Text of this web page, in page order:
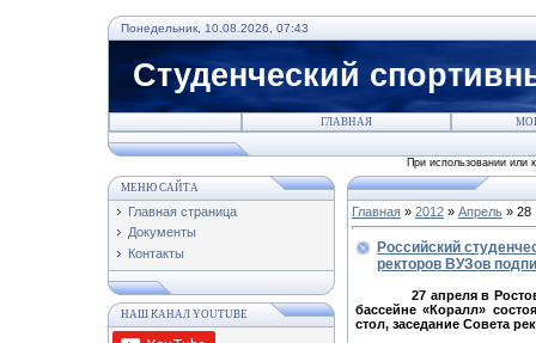
Понедельник, 10.08.2026, 07:43
Студенческий
ГЛАВНАЯ
При использовании или копировании статей с данного
МЕНЮ САЙТА
Главная страница
Документы
Контакты
НАШ КАНАЛ YOUTUBE
Главная » 2012 » Апрель » 28
Российский
ректоров ВУЗов
27 апреля в
бассейне «Коралл»
стол, заседание Совета